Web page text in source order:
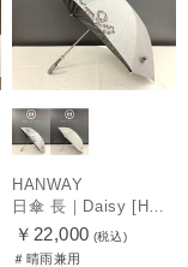
HANWAY
￥22,000 (税込)
＃晴雨兼用